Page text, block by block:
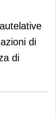
di
di